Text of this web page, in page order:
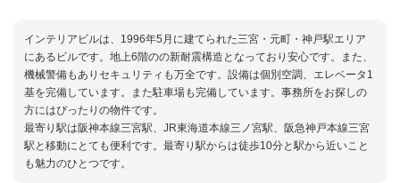
インテリアビルは、1996年5月に建てられた三宮・元町・神戸駅エリア
にあるビルです。地上6階のの新耐震構造となっており安心です。また、
機械警備もありセキュリティも万全です。設備は個別空調、エレベータ1
基を完備しています。また駐車場も完備しています。事務所をお探しの
方にはぴったりの物件です。
最寄り駅は阪神本線三宮駅、JR東海道本線三ノ宮駅、阪急神戸本線三宮
駅と移動にとても便利です。最寄り駅からは徒歩10分と駅から近いこと
も魅力のひとつです。